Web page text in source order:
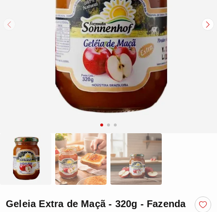
Geleia Extra de Maçã - 320g - Fazenda